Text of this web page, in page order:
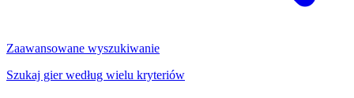
Zaawansowane wyszukiwanie
Szukaj gier według wielu kryteriów